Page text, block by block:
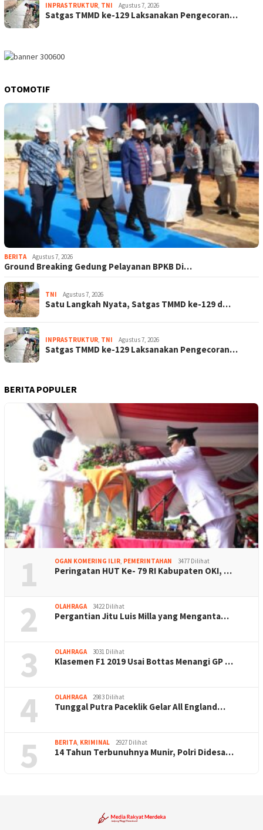
INPRASTRUKTUR, TNI Agustus 7, 2026
Satgas TMMD ke-129 Laksanakan Pengecoran…
OTOMOTIF
BERITA Agustus 7, 2026
Ground Breaking Gedung Pelayanan BPKB Di…
TNI Agustus 7, 2026
Satu Langkah Nyata, Satgas TMMD ke-129 d…
INPRASTRUKTUR, TNI Agustus 7, 2026
Satgas TMMD ke-129 Laksanakan Pengecoran…
BERITA POPULER
1 OGAN KOMERING ILIR, PEMERINTAHAN 3477 Dilihat
Peringatan HUT Ke- 79 RI Kabupaten OKI, …
2 OLAHRAGA 3422 Dilihat
Pergantian Jitu Luis Milla yang Menganta…
3 OLAHRAGA 3031 Dilihat
Klasemen F1 2019 Usai Bottas Menangi GP …
4 OLAHRAGA 2983 Dilihat
Tunggal Putra Paceklik Gelar All England…
5 BERITA, KRIMINAL 2927 Dilihat
14 Tahun Terbunuhnya Munir, Polri Didesa…